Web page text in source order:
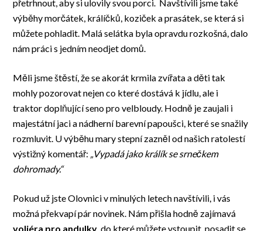
přetrhnout, aby si ulovily svou porci. Navštívili jsme také
výběhy morčátek, králíčků, koziček a prasátek, se která si
můžete pohladit. Malá selátka byla opravdu rozkošná, dalo
nám práci s jedním neodjet domů.
Měli jsme štěstí, že se akorát krmila zvířata a děti tak
mohly pozorovat nejen co které dostává k jídlu, ale i
traktor doplňující seno pro velbloudy. Hodně je zaujali i
majestátní jaci a nádherní barevní papoušci, které se snažily
rozmluvit. U výběhu mary stepní zazněl od našich ratolestí
výstižný komentář:
„Vypadá jako králík se srnečkem
dohromady.“
Pokud už jste Olovnici v minulých letech navštívili, i vás
možná překvapí pár novinek. Nám přišla hodně zajímavá
voliéra pro andulky , do které můžete vstoupit, posadit se